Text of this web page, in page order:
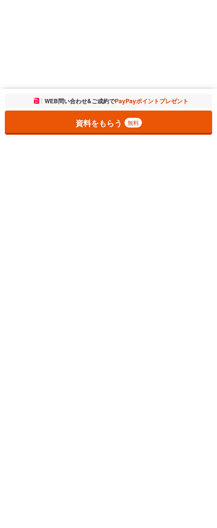
お気に入りに追加しました。 一覧を開く
WEB問い合わせ&ご成約でPayPayポイントプレゼント
資料をもらう 無料